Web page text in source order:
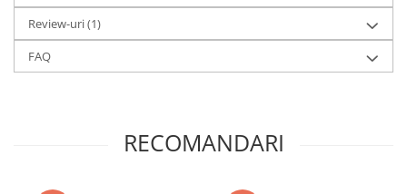
Review-uri(1)
FAQ
RECOMANDARI